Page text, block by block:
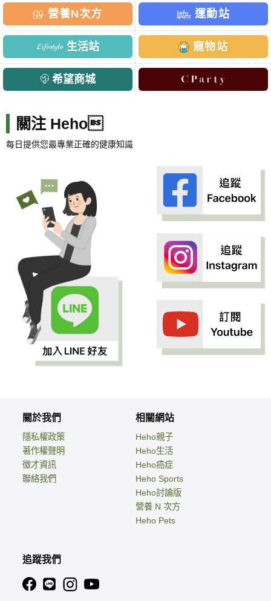
營養N次方 運動站
生活站 寵物站
希望商城
關注 Heho
每日提供您最專業正確的健康知識
關於我們
隱私權政策
著作權聲明
徵才資訊
聯絡我們
相關網站
Heho親子
Heho生活
Heho癌症
Heho Sports
Heho討論版
營養 N 次方
Heho Pets
追蹤我們